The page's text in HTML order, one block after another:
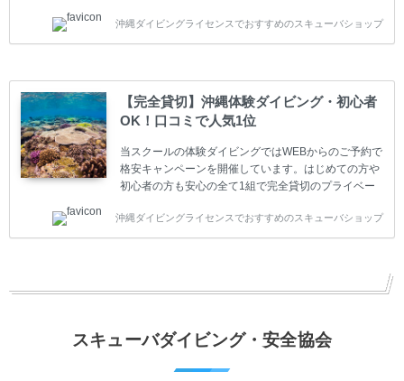
の方も安心して楽しめるようにリフレッシュダイビン
グコースもご用意しています。お1人様も初心者の方
イセンスを取得したお客様、ファンダイビングのリピ
ーター様はファンダイビングの全てのコース費が
10%OFF、フル器材レンタルが50%OFFになります。
沖縄本島周辺ビーチ・ファンダイビング ￥13800(税
込)【 2ビーチ 】 ウエイト / タンク / 送迎...
沖縄ダイビングライセンスでおすすめのスキューバショップ
【完全貸切】沖縄体験ダイビング・初心者
OK！口コミで人気1位
当スクールの体験ダイビングではWEBからのご予約で
格安キャンペーンを開催しています。はじめての方や
初心者の方も安心の全て1組で完全貸切のプライベー
1人様から気軽にご参加ください。 全てのコースで高
画質の記念撮影&水中撮影付きです。初心者の方やダ
ンペーン！！￥16800 ￥11800(税込) 器材 / 送迎 / 保
らのんびりダイビングを楽しめます...
沖縄ダイビングライセンスでおすすめのスキューバショップ
スキューバダイビング・安全協会